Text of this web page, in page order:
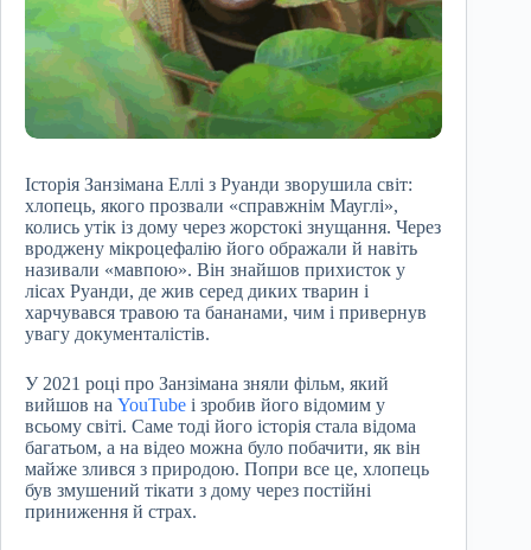
Історія Занзімана Еллі з Руанди зворушила світ:
хлопець, якого прозвали «справжнім Мауглі»,
колись утік із дому через жорстокі знущання. Через
вроджену мікроцефалію його ображали й навіть
називали «мавпою». Він знайшов прихисток у
лісах Руанди, де жив серед диких тварин і
харчувався травою та бананами, чим і привернув
увагу документалістів.
У 2021 році про Занзімана зняли фільм, який
вийшов на YouTube і зробив його відомим у
всьому світі. Саме тоді його історія стала відома
багатьом, а на відео можна було побачити, як він
майже злився з природою. Попри все це, хлопець
був змушений тікати з дому через постійні
приниження й страх.